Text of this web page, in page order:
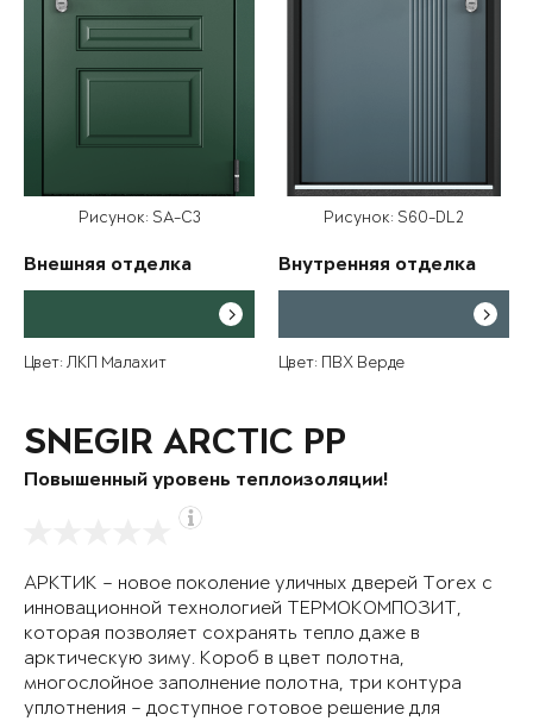
Рисунок: SA-C3
Внешняя отделка
Цвет: ЛКП Малахит
Рисунок: S60-DL2
Внутренняя отделка
Цвет: ПВХ Верде
SNEGIR ARCTIC PP
Повышенный уровень теплоизоляции!
АРКТИК – новое поколение уличных дверей Torex с
инновационной технологией ТЕРМОКОМПОЗИТ,
которая позволяет сохранять тепло даже в
арктическую зиму. Короб в цвет полотна,
многослойное заполнение полотна, три контура
уплотнения – доступное готовое решение для